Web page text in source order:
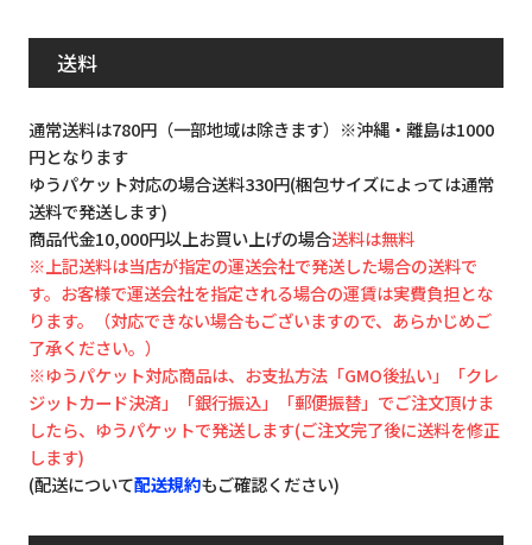
送料
通常送料は780円（一部地域は除きます）※沖縄・離島は1000
円となります
ゆうパケット対応の場合送料330円(梱包サイズによっては通常
送料で発送します)
商品代金10,000円以上お買い上げの場合送料は無料
※上記送料は当店が指定の運送会社で発送した場合の送料で
す。お客様で運送会社を指定される場合の運賃は実費負担とな
ります。（対応できない場合もございますので、あらかじめご
了承ください。）
※ゆうパケット対応商品は、お支払方法「GMO後払い」「クレ
ジットカード決済」「銀行振込」「郵便振替」でご注文頂けま
したら、ゆうパケットで発送します(ご注文完了後に送料を修正
します)
(配送について配送規約もご確認ください)